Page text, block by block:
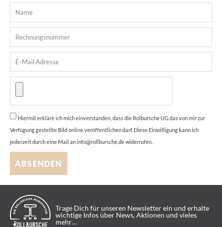
Hiermit erkläre ich mich einverstanden, dass die Rolbursche UG das von mir zur
Verfügung gestellte Bild online veröffentlichen darf. Diese Einwilligung kann ich
jederzeit durch eine Mail an info@rollbursche.de widerrufen.
ABSENDEN
Trage Dich für unseren Newsletter ein und erhalte
wichtige Infos über News, Aktionen und vieles
mehr…